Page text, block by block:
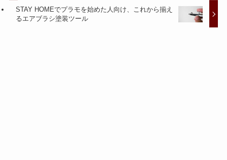
STAY HOMEでプラモを始めた人向け、これから揃え
るエアブラシ塗装ツール